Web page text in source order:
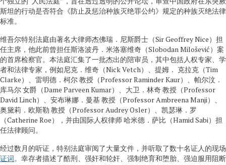
斯坦的行动是否符合《防止及惩治种族灭绝罪公约》规定的种族灭绝法律
标准。
维吾尔特别法庭由著名大律师杰佛瑞．尼斯爵士（Sir Geoffrey Nice）担
任主席，他此前曾担任斯洛波丹．米洛塞维奇（Slobodan Milošević）案
的首席检察官。本法庭汇集了一批杰出的陪审员，其中包括人权专家、学
者和法律专家，例如尼克．维奇（Nick Vetch）、提姆． 克拉克（Tim
Clarke）、雷明德．柯尔 教授（Professor Raminder Kaur）、帕尔汶．
库马尔 女爵（Dame Parveen Kumar）、大卫．林奇 教授（Professor
David Linch）、安布琳娜．曼基 教授（Professor Ambreena Manji）、
奥黛莉．欧斯勒 教授（Professor Audrey Osler）、凯瑟琳．罗
（Catherine Roe），并由国际人权律师 哈米德．萨比（Hamid Sabi）担
任法律顾问。
经过数月的听证，特别法庭审阅了大量文件，并听取了数十名证人的现场
证词。幸存者描述了酷刑、强奸和轮奸、强制绝育和堕胎、强迫服用阻断